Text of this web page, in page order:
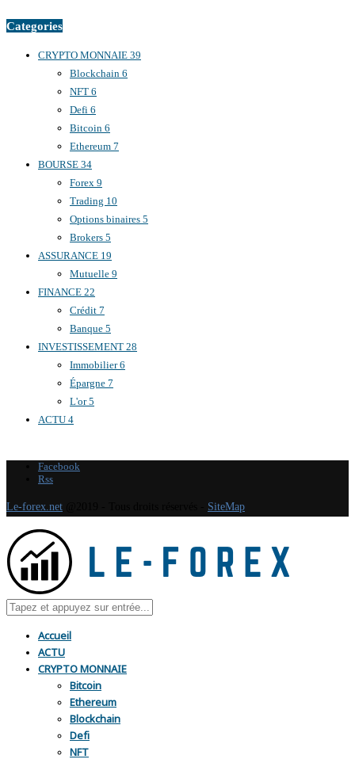
Categories
CRYPTO MONNAIE 39
Blockchain 6
NFT 6
Defi 6
Bitcoin 6
Ethereum 7
BOURSE 34
Forex 9
Trading 10
Options binaires 5
Brokers 5
ASSURANCE 19
Mutuelle 9
FINANCE 22
Crédit 7
Banque 5
INVESTISSEMENT 28
Immobilier6
Épargne 7
L'or5
ACTU 4
Facebook
Rss
Le-forex.net SiteMap
Accueil
ACTU
CRYPTO MONNAIE
Bitcoin
Ethereum
Blockchain
Defi
NFT